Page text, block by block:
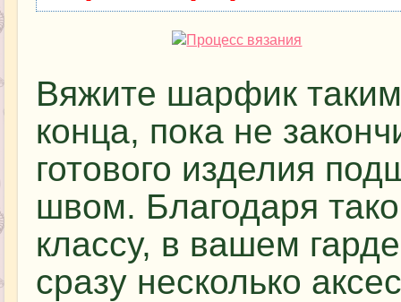
Вяжите шарфик
конца, пока не
готового изделия
швом. Благодаря
классу, в вашем
сразу несколько